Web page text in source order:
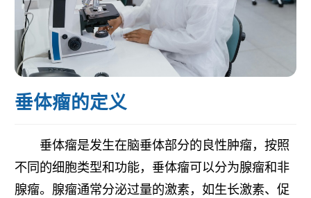
垂体瘤的定义
垂体瘤是发生在脑垂体部分的良性肿瘤，按照
不同的细胞类型和功能，垂体瘤可以分为腺瘤和非
腺瘤。腺瘤通常分泌过量的激素，如生长激素、促